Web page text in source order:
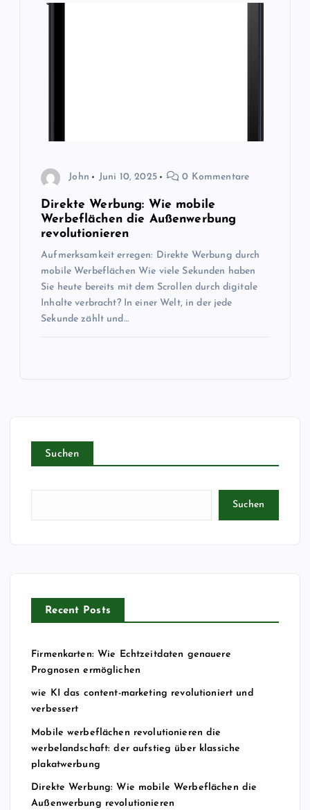
John Juni 10, 2025 0 Kommentare
Direkte Werbung: Wie mobile
Werbeflächen die Außenwerbung
revolutionieren
Aufmerksamkeit erregen: Direkte Werbung durch
mobile Werbeflächen Wie viele Sekunden haben
Sie heute bereits mit dem Scrollen durch digitale
Inhalte verbracht? In einer Welt, in der jede
Sekunde zählt und…
Suchen
Suchen
Recent Posts
Firmenkarten: Wie Echtzeitdaten genauere
Prognosen ermöglichen
wie KI das content-marketing revolutioniert und
verbessert
Mobile werbeflächen revolutionieren die
werbelandschaft: der aufstieg über klassiche
plakatwerbung
Direkte Werbung: Wie mobile Werbeflächen die
Außenwerbung revolutionieren